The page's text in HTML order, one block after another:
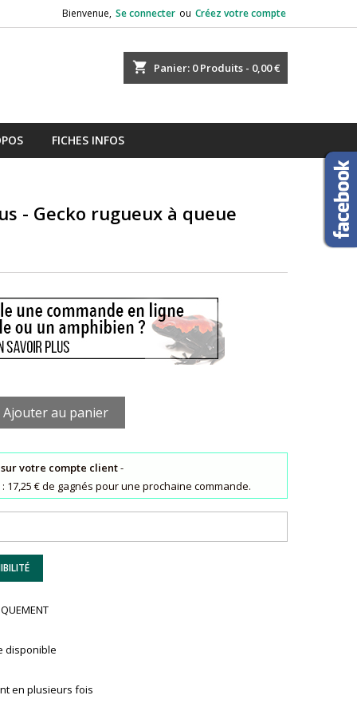
Bienvenue, Se connecter ou Créez votre compte
shopping_cart Panier: 0Produits - 0,00 €
FICHES INFOS
- Gecko rugueux à queue
Ajouter au panier
sur votre compte client-
€ de gagnés pour une prochaine commande.
disponible
en plusieurs fois